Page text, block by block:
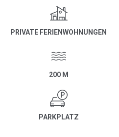
PRIVATE FERIENWOHNUNGEN
200 M
PARKPLATZ